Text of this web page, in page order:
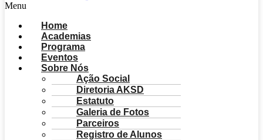
Menu
Home
Academias
Programa
Eventos
Sobre Nós
Ação Social
Diretoria AKSD
Estatuto
Galeria de Fotos
Parceiros
Registro de Alunos